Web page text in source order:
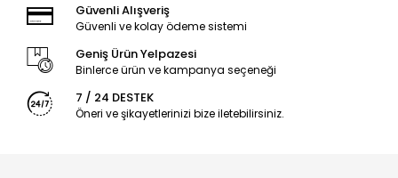
Güvenli Alışveriş
Güvenli ve kolay ödeme sistemi
Geniş Ürün Yelpazesi
Binlerce ürün ve kampanya seçeneği
7 / 24 DESTEK
Öneri ve şikayetlerinizi bize iletebilirsiniz.